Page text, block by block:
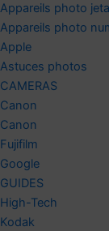
Appareils photo
Appareils photo
Apple
Astuces photos
CAMERAS
Canon
Canon
Fujifilm
Google
GUIDES
High-Tech
Kodak